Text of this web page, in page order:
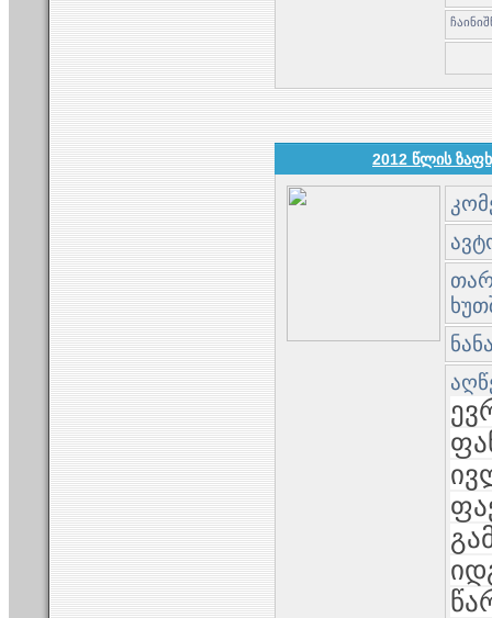
2012 წლის